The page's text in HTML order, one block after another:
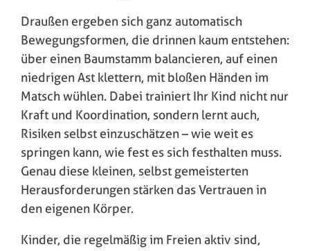
Draußen ergeben sich ganz automatisch
Bewegungsformen, die drinnen kaum entstehen:
über einen Baumstamm balancieren, auf einen
niedrigen Ast klettern, mit bloßen Händen im
Matsch wühlen. Dabei trainiert Ihr Kind nicht nur
Kraft und Koordination, sondern lernt auch,
Risiken selbst einzuschätzen – wie weit es
springen kann, wie fest es sich festhalten muss.
Genau diese kleinen, selbst gemeisterten
Herausforderungen stärken das Vertrauen in
den eigenen Körper.
Kinder, die regelmäßig im Freien aktiv sind,